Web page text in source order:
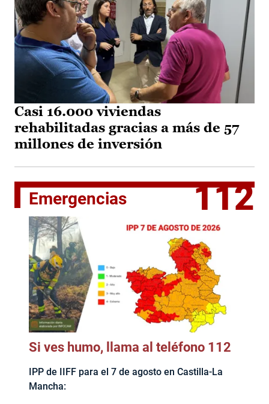
Casi 16.000 viviendas
rehabilitadas gracias a más de 57
millones de inversión
Emergencias 112
Si ves humo, llama al teléfono 112
IPP de IIFF para el 7 de agosto en Castilla-La
Mancha: